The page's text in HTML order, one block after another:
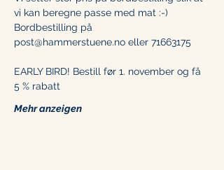
vi kan beregne passe med mat :-)
Bordbestilling på
post@hammerstuene.no eller 71663175
EARLY BIRD! Bestill før 1. november og få
5 % rabatt
Mehr anzeigen